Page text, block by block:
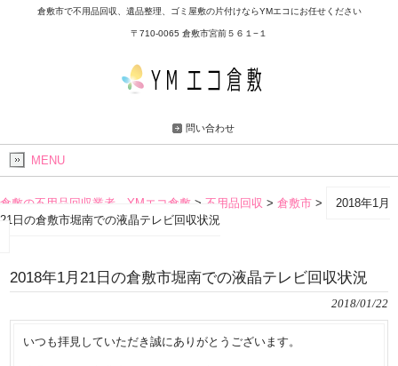
倉敷市で不用品回収、遺品整理、ゴミ屋敷の片付けならYMエコにお任せください
〒710-0065 倉敷市宮前５６１−１
問い合わせ
MENU
倉敷の不用品回収業者 YMエコ倉敷 > 不用品回収 > 倉敷市 >
2018年1月
21日の倉敷市堀南での液晶テレビ回収状況
2018年1月21日の倉敷市堀南での液晶テレビ回収状況
2018/01/22
いつも拝見していただき誠にありがとうございます。